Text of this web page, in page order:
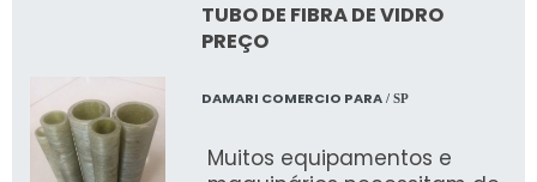
TUBO DE FIBRA DE VIDRO
PREÇO
DAMARI COMERCIO PARA/ SP
Muitos equipamentos e